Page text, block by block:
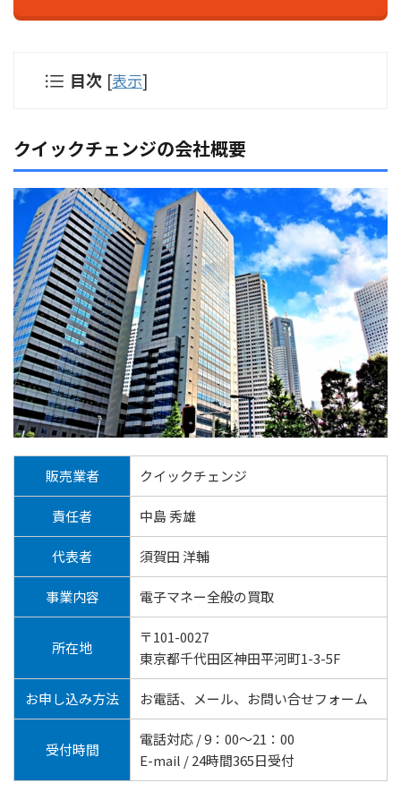
目次 [表示]
クイックチェンジの会社概要
販売業者 クイックチェンジ
責任者 中島 秀雄
代表者 須賀田 洋輔
事業内容 電子マネー全般の買取
所在地
〒101-0027
東京都千代田区神田平河町1-3-5F
お申し込み方法 お電話、メール、お問い合せフォーム
受付時間
電話対応 / 9：00～21：00
E-mail / 24時間365日受付